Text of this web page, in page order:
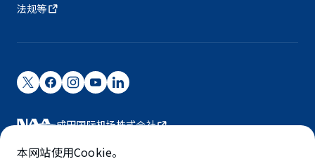
法规等
成田国际机场株式会社
成田国际机场由NAA运营。
本网站使用Cookie。